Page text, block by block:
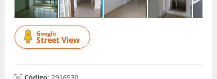
Google
Street View